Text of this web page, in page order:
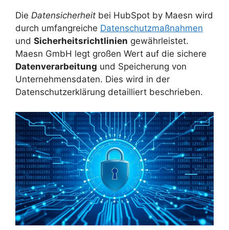
Die Datensicherheit bei HubSpot by Maesn wird
durch umfangreiche Datenschutzmaßnahmen
und Sicherheitsrichtlinien gewährleistet.
Maesn GmbH legt großen Wert auf die sichere
Datenverarbeitung und Speicherung von
Unternehmensdaten. Dies wird in der
Datenschutzerklärung detailliert beschrieben.